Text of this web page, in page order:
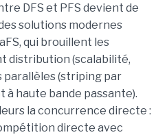
DFS et PFS devient de
solutions modernes
qui brouillent les
distribution (scalabilité,
(striping par
haute bande passante).
la concurrence directe :
directe avec